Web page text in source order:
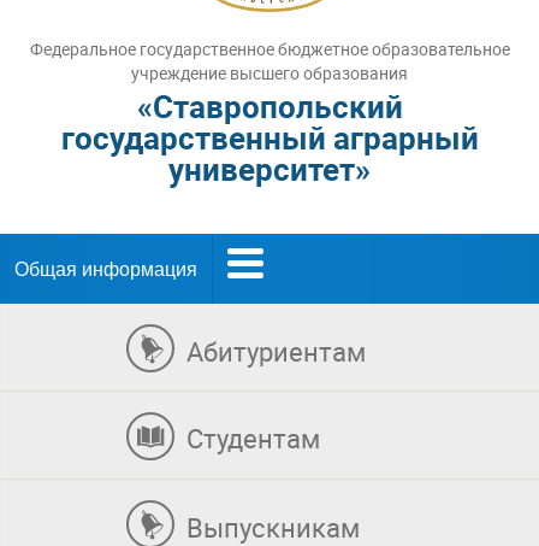
Федеральное государственное бюджетное образовательное
учреждение высшего образования
«Ставропольский
государственный аграрный
университет»
Общая информация
Абитуриентам
Студентам
Выпускникам